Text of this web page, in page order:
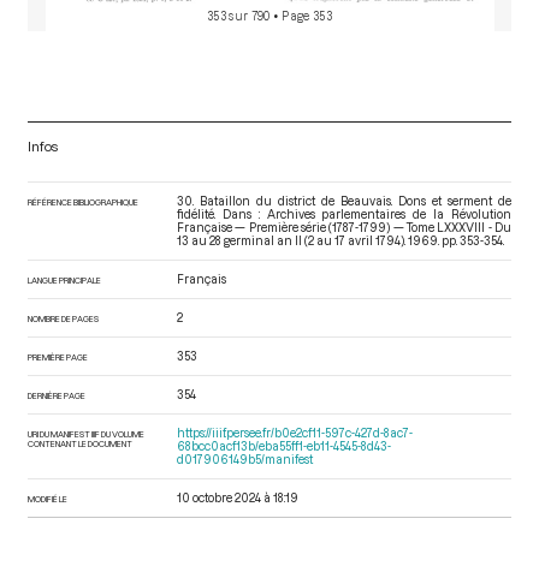
353 sur 790 • Page 353
Infos
RÉFÉRENCE BIBLIOGRAPHIQUE
30. Bataillon du district de Beauvais. Dons et serment de
fidélité. Dans : Archives parlementaires de la Révolution
Française — Première série (1787-1799) — Tome LXXXVIII - Du
13 au 28 germinal an II (2 au 17 avril 1794) . 1969. pp. 353-354.
LANGUE PRINCIPALE Français
NOMBRE DE PAGES 2
PREMIÈRE PAGE 353
DERNIÈRE PAGE 354
URI DU MANIFEST IIIF DU VOLUME
CONTENANT LE DOCUMENT
https://iiif.persee.fr/b0e2cf11-597c-427d-8ac7-
68bcc0acf13b/eba55ff1-eb11-4545-8d43-
d017906149b5/manifest
MODIFIÉ LE 10 octobre 2024 à 18:19